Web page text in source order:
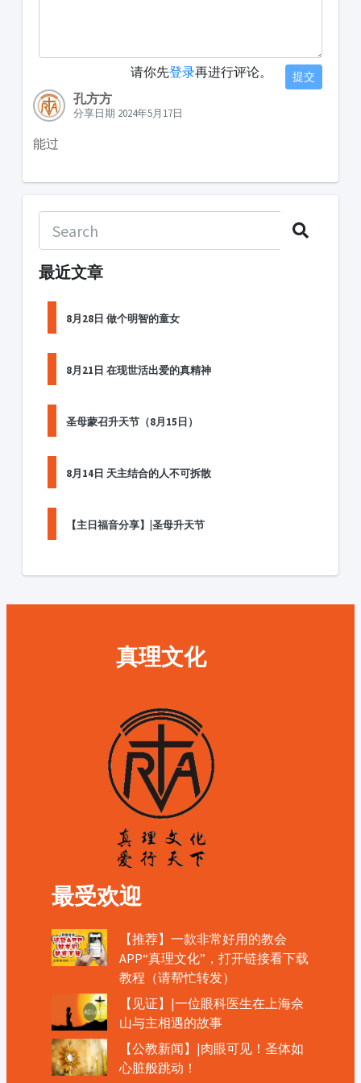
请你先登录再进行评论。 提交
孔方方
分享日期 2024年5月17日
能过
最近文章
8月28日 做个明智的童女
8月21日 在现世活出爱的真精神
圣母蒙召升天节（8月15日）
8月14日 天主结合的人不可拆散
【主日福音分享】|圣母升天节
真理文化
最受欢迎
【推荐】一款非常好用的教会
APP“真理文化”，打开链接看下载
教程（请帮忙转发）
【见证】|一位眼科医生在上海佘
山与主相遇的故事
【公教新闻】|肉眼可见！圣体如
心脏般跳动！